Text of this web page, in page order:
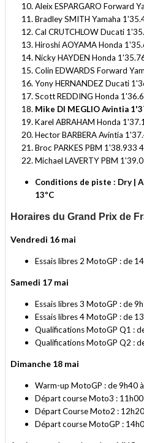
Aleix ESPARGARO Forward
Bradley SMITH Yamaha
Cal CRUTCHLOW Ducati
Hiroshi AOYAMA Honda
Nicky HAYDEN Honda
Colin EDWARDS Forward
Yony HERNANDEZ Ducati
Scott REDDING Honda
Mike DI MEGLIO Avintia
Karel ABRAHAM Honda
Hector BARBERA Avintia
Broc PARKES PBM 1'38.933
Michael LAVERTY PBM
Conditions de piste : Dry |
13ºC
Horaires du Grand Prix de
Vendredi 16 mai
Essais libres 2 MotoGP : de
Samedi 17 mai
Essais libres 3 MotoGP : de
Essais libres 4 MotoGP : de
Qualifications MotoGP Q1 :
Qualifications MotoGP Q2 :
Dimanche 18 mai
Warm-up MotoGP : de 9h40
Départ course Moto3 : 11h00
Départ Course Moto2 : 12h20
Départ course MotoGP :